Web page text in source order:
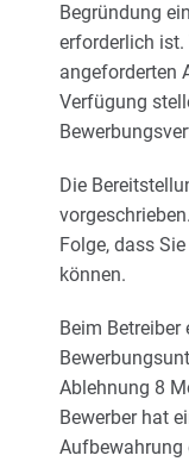
Begründung
erforderlich ist.
angeforderten
Verfügung
Die
Folge, dass
können.
Beim Betreiber
Ablehnung 8
Bewerber hat
Aufbewahrung